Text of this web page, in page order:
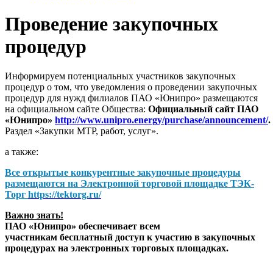
Проведение закупочных
процедур
Информируем потенциальных участников закупочных
процедур о том, что уведомления о проведении закупочных
процедур для нужд филиалов ПАО «Юнипро» размещаются
на официальном сайте Общества: Официальный сайт ПАО
«Юнипро» http://www.unipro.energy/purchase/announcement/.
Раздел «Закупки МТР, работ, услуг».
а также:
Все открытые конкурентные закупочные процедуры
размещаются на Электронной торговой площадке ТЭК-
Торг https://tektorg.ru/
Важно знать!
ПАО «Юнипро» обеспечивает всем
участникам бесплатный доступ к участию в закупочных
процедурах на электронных торговых площадках.